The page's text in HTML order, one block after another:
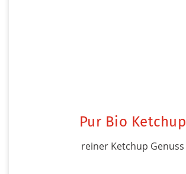
Pur Bio Ketchup
reiner Ketchup Genuss